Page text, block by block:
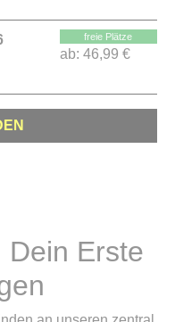
freie Plätze
ab: 46,99 €
Dein Erste